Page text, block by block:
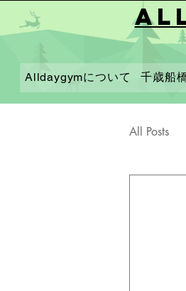
All
Alldaygymについて 千歳船
All Posts